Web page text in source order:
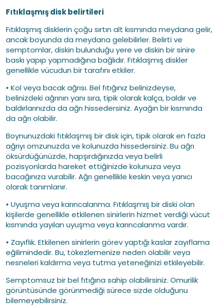
Fıtıklaşmış disk belirtileri
Fıtıklaşmış disklerin çoğu sırtın alt kısmında meydana gelir,
ancak boyunda da meydana gelebilirler. Belirti ve
semptomlar, diskin bulunduğu yere ve diskin bir sinire
baskı yapıp yapmadığına bağlıdır. Fıtıklaşmış diskler
genellikle vücudun bir tarafını etkiler.
• Kol veya bacak ağrısı. Bel fıtığınız belinizdeyse,
belinizdeki ağrının yanı sıra, tipik olarak kalça, baldır ve
baldırlarınızda da ağrı hissedersiniz. Ayağın bir kısmında
da ağrı olabilir.
Boynunuzdaki fıtıklaşmış bir disk için, tipik olarak en fazla
ağrıyı omzunuzda ve kolunuzda hissedersiniz. Bu ağrı
öksürdüğünüzde, hapşırdığınızda veya belirli
pozisyonlarda hareket ettiğinizde kolunuza veya
bacağınıza vurabilir. Ağrı genellikle keskin veya yanıcı
olarak tanımlanır.
• Uyuşma veya karıncalanma. Fıtıklaşmış bir diski olan
kişilerde genellikle etkilenen sinirlerin hizmet verdiği vücut
kısmında yayılan uyuşma veya karıncalanma vardır.
• Zayıflık. Etkilenen sinirlerin görev yaptığı kaslar zayıflama
eğilimindedir. Bu, tökezlemenize neden olabilir veya
nesneleri kaldırma veya tutma yeteneğinizi etkileyebilir.
Semptomsuz bir bel fıtığına sahip olabilirsiniz. Omurilik
görüntüsünde görünmediği sürece sizde olduğunu
bilemeyebilirsiniz.